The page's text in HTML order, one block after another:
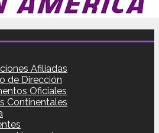
Afiliadas
de Dirección
Oficiales
Continentales